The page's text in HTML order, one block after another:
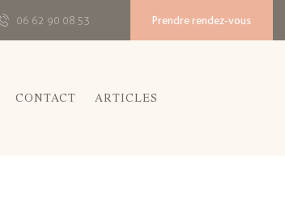
06 62 90 08 53 Prendre rendez-vous
CONTACT ARTICLES